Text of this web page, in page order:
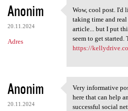
Anonim
20.11.2024
Adres
Wow, cool post.
Wow, cool post. I'd
taking time and
article... but I put
seem to get
https://
Anonim
20.11.2024
Very
Very informative
here that can help
successful social